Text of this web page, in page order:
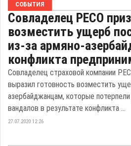
СОБЫТИЯ
Совладелец РЕСО
возместить ущерб
из-за армяно-
конфликта
Совладелец страховой компании
выразил готовность возместить
азербайджанцам, которые
вандалов в результате конфликта ...
27.07.2020 12:26